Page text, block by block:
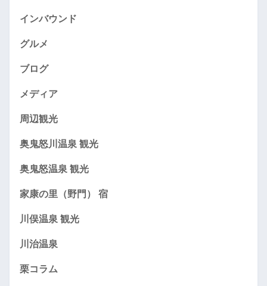
インバウンド
グルメ
ブログ
メディア
周辺観光
奥鬼怒川温泉 観光
奥鬼怒温泉 観光
家康の里（野門） 宿
川俣温泉 観光
川治温泉
栗コラム